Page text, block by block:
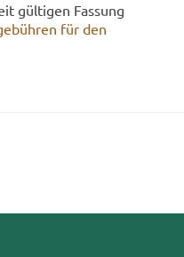
gül­ti­gen Fas­sung
für den